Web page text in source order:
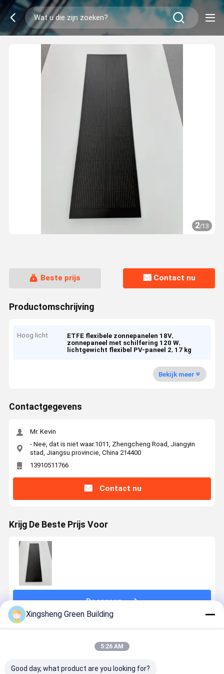
2/13
Beste prijs Contact nu
Productomschrijving
Hoog licht ETFE flexibele zonnepanelen 18V,
zonnepaneel met schilfering 120 W,
lichtgewicht flexibel PV-paneel 2, 17 kg
Bekijk meer
Contactgegevens
Mr. Kevin
- Nee, dat is niet waar.1011, Zhengcheng Road, Jiangyin
stad, Jiangsu provincie, China 214400
13910511766
Contact nu
Krijg De Beste Prijs Voor
Doorgaan
Xingsheng Green Building
5:26 AM
Good day, what product are you looking for?